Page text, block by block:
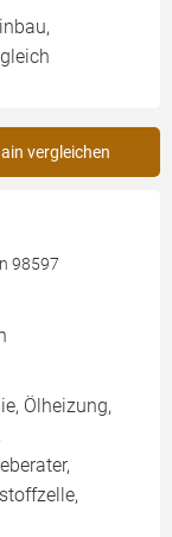
vergleichen
98597
Ölheizung,